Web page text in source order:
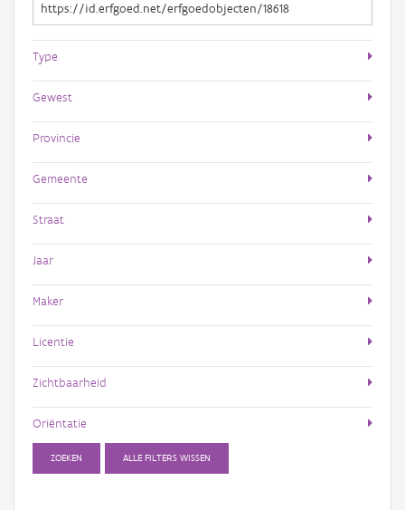
Type
Gewest
Provincie
Gemeente
Straat
Jaar
Maker
Licentie
Zichtbaarheid
Oriëntatie
ZOEKEN ALLE FILTERS WISSEN